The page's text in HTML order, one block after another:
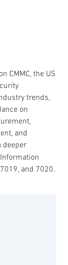
CMMC, the US
trends,
on
and
deeper
7019, and 7020.